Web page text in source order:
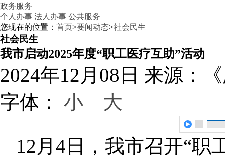
政务服务
个人办事 法人办事 公共服务
您现在的位置： 首页>要闻动态>社会民生
社会民生
我市启动2025年度“职工医疗互助”活动
2024年12月08日 来源：
字体： 小 大
12月4日，我市召开“职